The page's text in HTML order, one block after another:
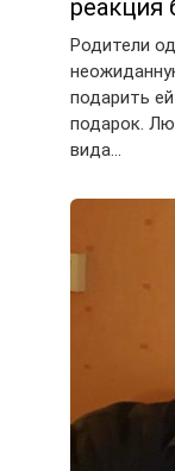
реакция
Родители
подарить
подарок.
вида…